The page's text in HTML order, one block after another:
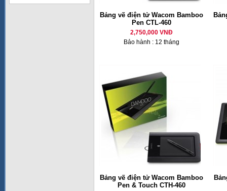
Bảng vẽ điện tử Wacom Bamboo
Pen CTL-460
2,750,000 VNĐ
Bảo hành : 12 tháng
Bảng vẽ điện tử Wacom Bamboo
Pen & Touch CTH-460